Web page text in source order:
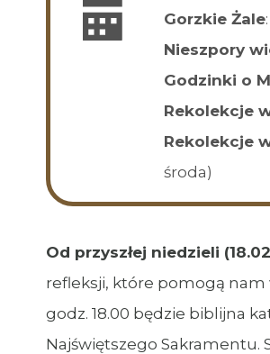
Gorzkie Żale
Nieszpory
Godzinki o
Rekolekcje
Rekolekcje
środa)
Od przyszłej niedzieli
refleksji, które pomogą nam
godz. 18.00 będzie biblijna
Najświętszego Sakramentu.